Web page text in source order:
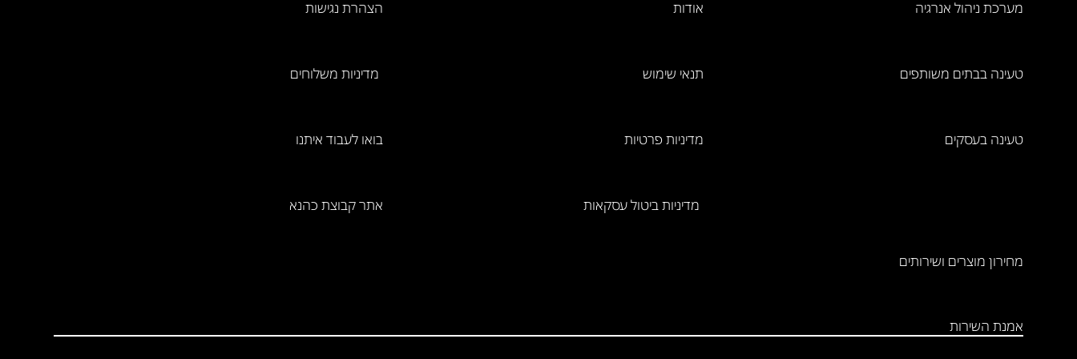
מערכת ניהול אנרגיה
טעינה בבתים משותפים
טעינה בעסקים
אודות
תנאי שימוש
מדיניות פרטיות
מדיניות ביטול עסקאות
הצהרת נגישות
מדיניות משלוחים
בואו לעבוד איתנו
אתר קבוצת כהנא
מחירון מוצרים ושירותים
אמנת השירות